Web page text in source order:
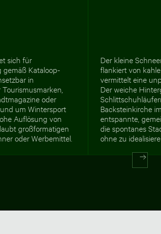
sich für
gemäß Kataloop-
in
oder
um Wintersport
Auflösung von
großformatigen
oder Werbemittel.
Der kleine
flankiert von
vermittelt eine
Der weiche
Backsteinkirche
entspannte,
die spontanes
ohne zu